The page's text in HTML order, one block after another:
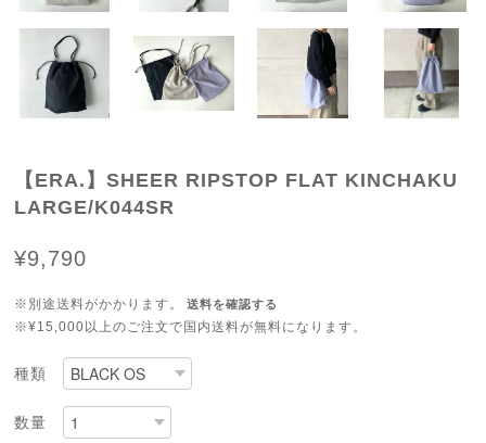
【ERA.】SHEER RIPSTOP FLAT KINCHAKU
LARGE/K044SR
¥9,790
※別途送料がかかります。 送料を確認する
※¥15,000以上のご注文で国内送料が無料になります。
種類
数量